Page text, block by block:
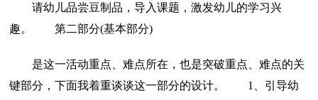
请幼儿品尝豆制品，导入课题，激发幼儿的学习兴
趣。 第二部分(基本部分)
是这一活动重点、难点所在，也是突破重点、难点的关
键部分，下面我着重谈谈这一部分的设计。 1、引导幼